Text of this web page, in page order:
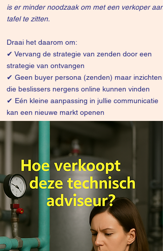
is er minder noodzaak om met een verkoper aan
tafel te zitten.
Draai het daarom om:
✔ Vervang de strategie van zenden door een
strategie van ontvangen
✔ Geen buyer persona (zenden) maar inzichten
die beslissers nergens online kunnen vinden
✔ Eén kleine aanpassing in jullie communicatie
kan een nieuwe markt openen